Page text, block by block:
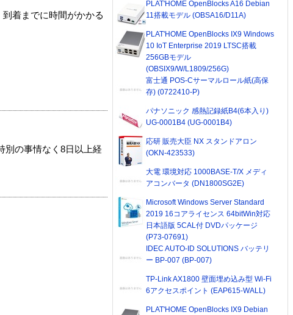
着までに時間がかかる
別の事情なく8日以上経
PLAT'HOME OpenBlocks A16 Debian
11搭載モデル (OBSA16/D11A)
PLAT'HOME OpenBlocks IX9 Windows
10 IoT Enterprise 2019 LTSC搭載
256GBモデル
(OBSIX9/W/L1809/256G)
富士通 POS-Cサーマルロール紙(高保
存) (0722410-P)
パナソニック 感熱記録紙B4(6本入り)
UG-0001B4 (UG-0001B4)
応研 販売大臣 NX スタンドアロン
(OKN-423533)
大電 環境対応 1000BASE-T/X メディ
アコンバータ (DN1800SG2E)
Microsoft Windows Server Standard
2019 16コアライセンス 64bitWin対応
日本語版 5CAL付 DVDパッケージ
(P73-07691)
IDEC AUTO-ID SOLUTIONS バッテリ
ー BP-007 (BP-007)
TP-Link AX1800 壁面埋め込み型 Wi-Fi
6アクセスポイント (EAP615-WALL)
PLAT'HOME OpenBlocks IX9 Debian